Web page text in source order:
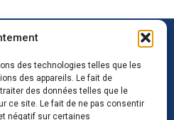
des technologies telles que les
des appareils. Le fait de
des données telles que le
ce site. Le fait de ne pas consentir
négatif sur certaines
de devis